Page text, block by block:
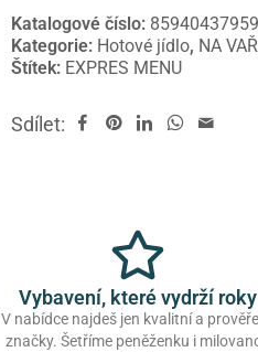
Katalogové číslo:
Kategorie: Hotové jídlo, NA
Štítek: EXPRES MENU
Sdílet:
Vybavení, které vydrží roky
V nabídce najdeš jen kvalitní a
značky. Šetříme peněženku i